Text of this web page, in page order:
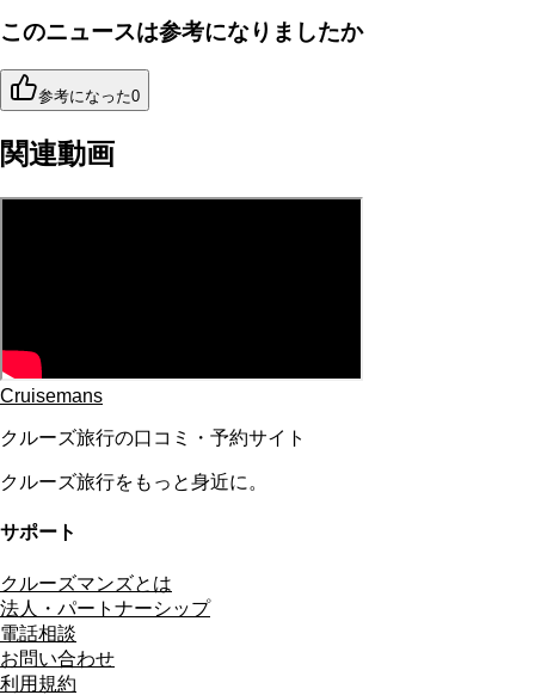
このニュースは参考になりましたか
参考になった0
関連動画
Cruisemans
クルーズ旅行の口コミ・予約サイト
クルーズ旅行をもっと身近に。
サポート
クルーズマンズとは
法人・パートナーシップ
電話相談
お問い合わせ
利用規約